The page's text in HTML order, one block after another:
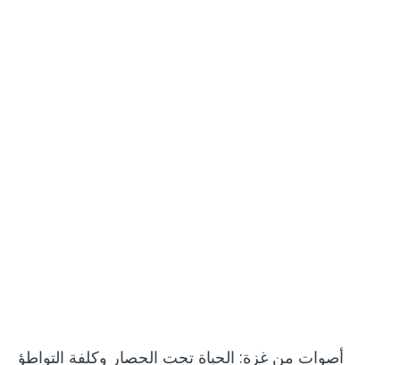
أصوات من غزة: الحياة تحت الحصار وكلفة التواطؤ